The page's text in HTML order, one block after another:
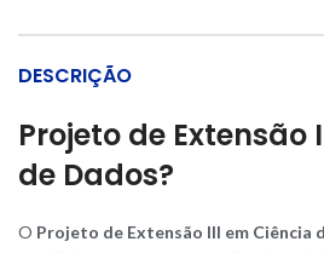
DESCRIÇÃO
Projeto de Extensão
de Dados?
O Projeto de Extensão III em Ciência